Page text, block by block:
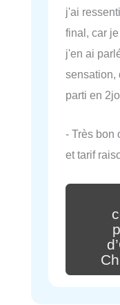
j'ai
final, car
j'en ai
sensation,
parti en
- Très bon
et tarif